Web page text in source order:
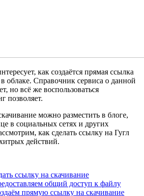
как создаётся прямая ссылка
облаке. Справочник сервиса о данной
но всё же воспользоваться
позволяет.
можно разместить в блоге,
в социальных сетях и других
как сделать ссылку на Гугл
действий.
ссылку на скачивание
общий доступ к файлу
прямую ссылку на скачивание